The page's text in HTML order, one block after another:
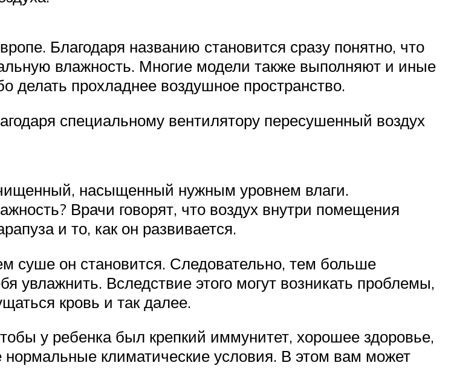
Благодаря названию становится сразу понятно, что
влажность. Многие модели также выполняют и иные
делать прохладнее воздушное пространство.
специальному вентилятору пересушенный воздух
насыщенный нужным уровнем влаги.
Врачи говорят, что воздух внутри помещения
и то, как он развивается.
суше он становится. Следовательно, тем больше
увлажнить. Вследствие этого могут возникать проблемы,
кровь и так далее.
у ребенка был крепкий иммунитет, хорошее здоровье,
климатические условия. В этом вам может